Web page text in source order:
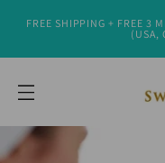
FREE SHIPPING + FREE 3
(USA,